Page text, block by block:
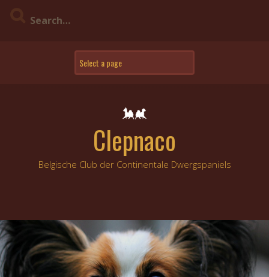
Clepnaco
Belgische Club der Continentale Dwergspaniels